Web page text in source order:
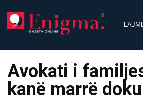
content
Avokati i
kanë marrë